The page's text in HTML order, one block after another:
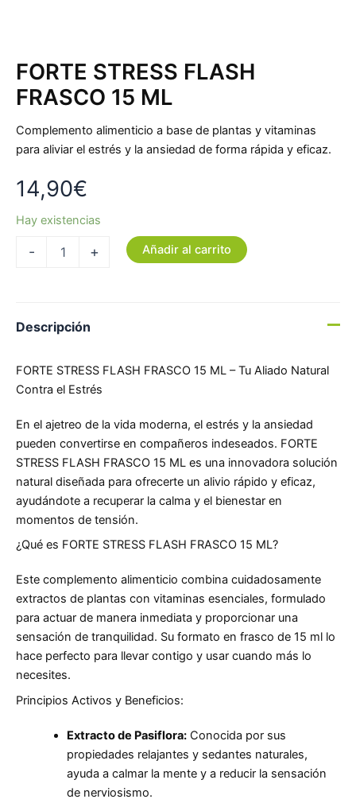
FORTE STRESS FLASH
FRASCO 15 ML
Complemento alimenticio a base de plantas y vitaminas
para aliviar el estrés y la ansiedad de forma rápida y eficaz.
14,90€
Hay existencias
- + Añadir al carrito
Descripción
FORTE STRESS FLASH FRASCO 15 ML – Tu Aliado Natural
Contra el Estrés
En el ajetreo de la vida moderna, el estrés y la ansiedad
pueden convertirse en compañeros indeseados. FORTE
STRESS FLASH FRASCO 15 ML es una innovadora solución
natural diseñada para ofrecerte un alivio rápido y eficaz,
ayudándote a recuperar la calma y el bienestar en
momentos de tensión.
¿Qué es FORTE STRESS FLASH FRASCO 15 ML?
Este complemento alimenticio combina cuidadosamente
extractos de plantas con vitaminas esenciales, formulado
para actuar de manera inmediata y proporcionar una
sensación de tranquilidad. Su formato en frasco de 15 ml lo
hace perfecto para llevar contigo y usar cuando más lo
necesites.
Principios Activos y Beneficios:
Extracto de Pasiflora:Conocida por sus
propiedades relajantes y sedantes naturales,
ayuda a calmar la mente y a reducir la sensación
de nerviosismo.